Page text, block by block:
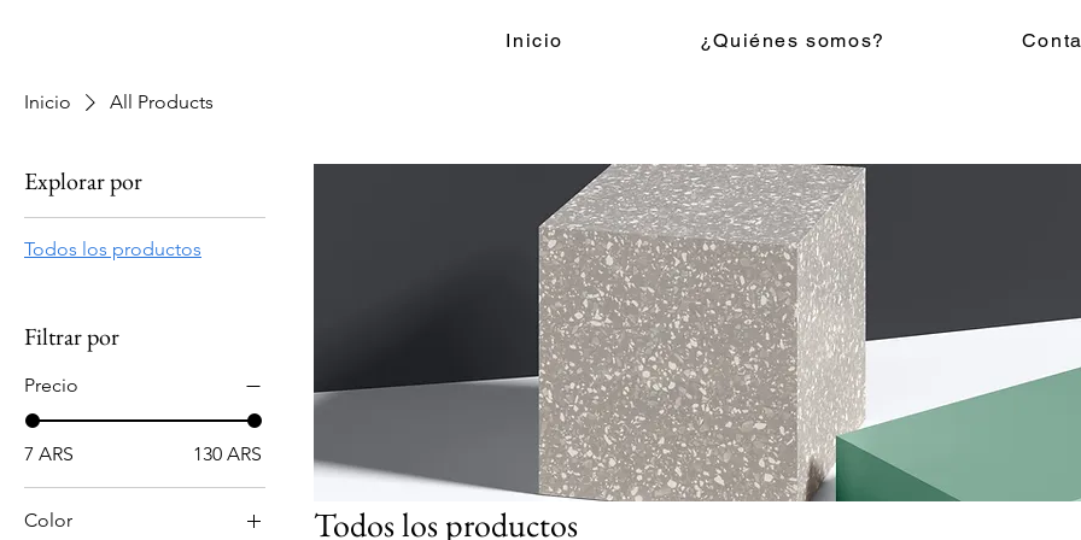
Inicio ¿Quiénes somos?
Inicio All Products
Explorar por
Todos los productos
Filtrar por
Precio
7 ARS 130 ARS
Color Todos los productos